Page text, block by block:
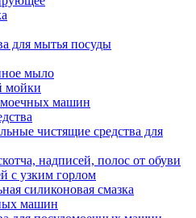
для мытья посуды
мыло
мойки
машин
чистящие средства для
надписей, полос от обуви
с узким горлом
силиконовая смазка
машин